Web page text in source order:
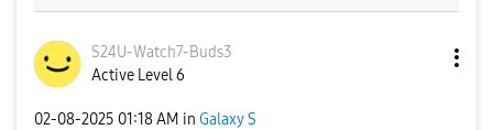
S24U-Watch7-Buds3
Active Level 6
‎02-08-2025 01:18 AM in Galaxy S